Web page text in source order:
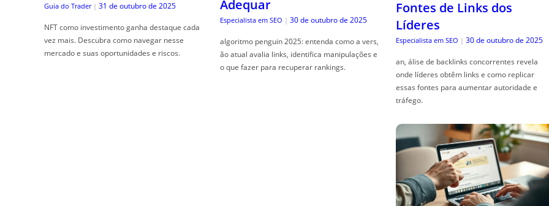
Guia do Trader | 31 de outubro de 2025
NFT como investimento ganha destaque cada
vez mais. Descubra como navegar nesse
mercado e suas oportunidades e riscos.
Adequar
Especialista em SEO | 30 de outubro de 2025
algoritmo penguin 2025: entenda como a vers,
ão atual avalia links, identifica manipulações e
o que fazer para recuperar rankings.
Fontes de Links dos
Líderes
Especialista em SEO | 30 de outubro de 2025
an, álise de backlinks concorrentes revela
onde líderes obtêm links e como replicar
essas fontes para aumentar autoridade e
tráfego.